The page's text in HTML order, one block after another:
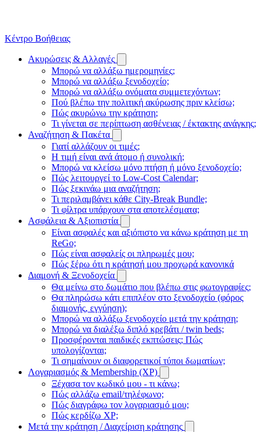
Κέντρο Βοήθειας
Ακυρώσεις & Αλλαγές
Μπορώ να αλλάξω ημερομηνίες;
Μπορώ να αλλάξω ξενοδοχείο;
Μπορώ να αλλάξω ονόματα συμμετεχόντων;
Πού βλέπω την πολιτική ακύρωσης πριν κλείσω;
Πώς ακυρώνω την κράτηση;
Τι γίνεται σε περίπτωση ασθένειας / έκτακτης ανάγκης;
Αναζήτηση & Πακέτα
Γιατί αλλάζουν οι τιμές;
Η τιμή είναι ανά άτομο ή συνολική;
Μπορώ να κλείσω μόνο πτήση ή μόνο ξενοδοχείο;
Πώς λειτουργεί το Low-Cost Calendar;
Πώς ξεκινάω μια αναζήτηση;
Τι περιλαμβάνει κάθε City-Break Bundle;
Τι φίλτρα υπάρχουν στα αποτελέσματα;
Ασφάλεια & Αξιοπιστία
Είναι ασφαλές και αξιόπιστο να κάνω κράτηση με τη
ReGo;
Πώς είναι ασφαλείς οι πληρωμές μου;
Πώς ξέρω ότι η κράτησή μου προχωρά κανονικά
Διαμονή & Ξενοδοχεία
Θα μείνω στο δωμάτιο που βλέπω στις φωτογραφίες;
Θα πληρώσω κάτι επιπλέον στο ξενοδοχείο (φόρος
διαμονής, εγγύηση);
Μπορώ να αλλάξω ξενοδοχείο μετά την κράτηση;
Μπορώ να διαλέξω διπλό κρεβάτι / twin beds;
Προσφέρονται παιδικές εκπτώσεις; Πώς
υπολογίζονται;
Τι σημαίνουν οι διαφορετικοί τύποι δωματίων;
Λογαριασμός & Membership (XP)
Ξέχασα τον κωδικό μου - τι κάνω;
Πώς αλλάζω email/τηλέφωνο;
Πώς διαγράφω τον λογαριασμό μου;
Πώς κερδίζω XP;
Μετά την κράτηση / Διαχείριση κράτησης